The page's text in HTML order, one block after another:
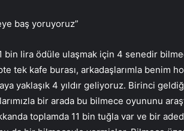
baş yoruyoruz”
bin lira ödüle ulaşmak için 4 senedir
tek kafe burası, arkadaşlarımla benim
yaklaşık 4 yıldır geliyoruz. Birinci
bir arada bu bilmece oyununu
toplamda 11 bin tuğla var ve bir